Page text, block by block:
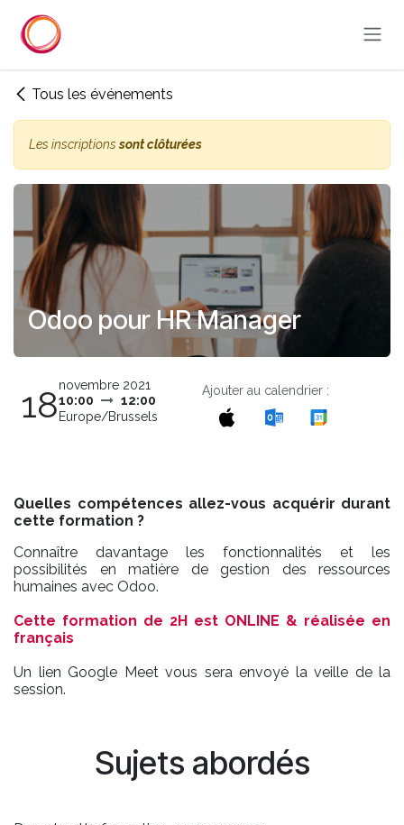
Tous les événements
Les inscriptionssont clôturées
Odoo pour HR Manager
18novembre 2021
10:00
12:00
Europe/Brussels
Ajouter au calendrier :
Quelles compétences allez-vous acquérir durant
cette formation ?
Connaître davantage les fonctionnalités et les
possibilités en matière de gestion des ressources
humaines avec Odoo.
Cette formation de 2H est ONLINE & réalisée en
français
Un lien Google Meet vous sera envoyé la veille de la
session.
Sujets abordés